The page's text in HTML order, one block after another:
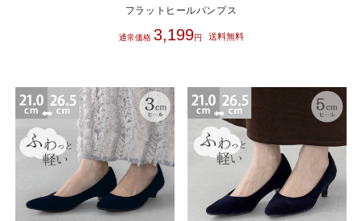
フラットヒールパンプス
3,199